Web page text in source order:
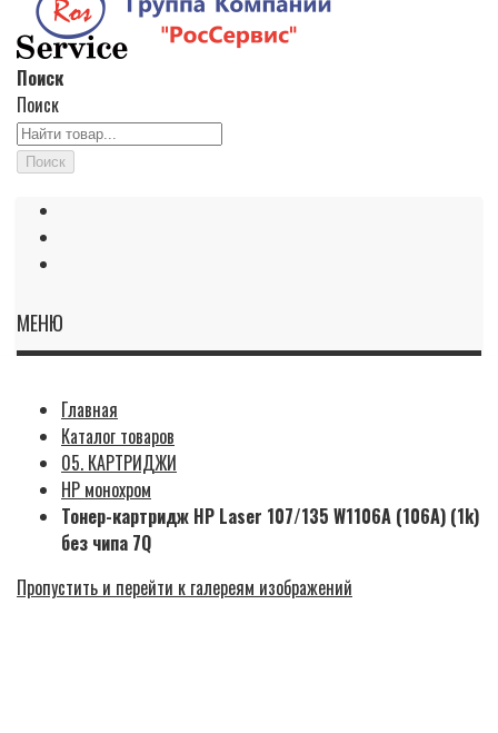
Поиск
Поиск
Поиск
МЕНЮ
Главная
Каталог товаров
05. КАРТРИДЖИ
HP монохром
Тонер-картридж HP Laser 107/135 W1106A (106A) (1k)
без чипа 7Q
Пропустить и перейти к галереям изображений